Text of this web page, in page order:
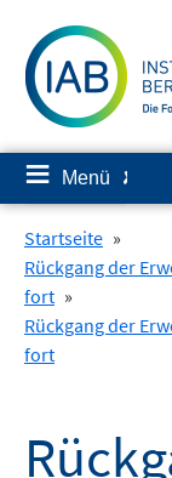
zum
Inhalt
≡ Menü ✘
Startseite »
Rückgang der
fort »
Rückgang der
fort